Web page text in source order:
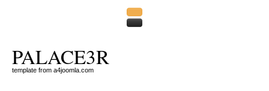
PALACE3R
template from a4joomla.com